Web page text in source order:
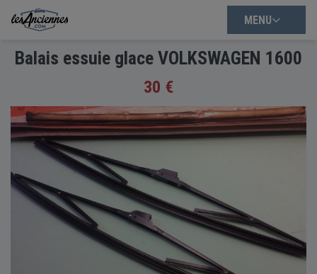
MENU
Balais essuie glace VOLKSWAGEN 1600
30 €